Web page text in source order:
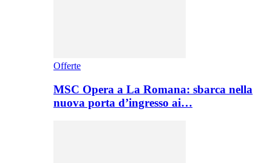
Offerte
MSC Opera a La Romana: sbarca nella
nuova porta d’ingresso ai…